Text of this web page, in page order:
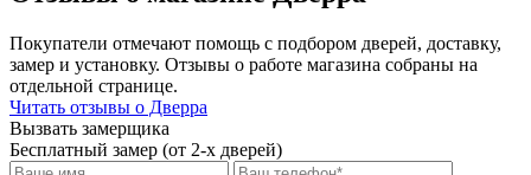
Покупатели отмечают помощь с подбором дверей, доставку,
замер и установку. Отзывы о работе магазина собраны на
отдельной странице.
Читать отзывы о Дверра
Вызвать замерщика
Бесплатный замер (от 2-х дверей)